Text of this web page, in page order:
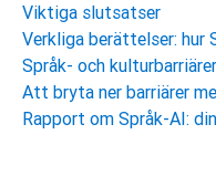
Viktiga slutsatser
Verkliga berättelser: hur
Språk- och
Att bryta ner barriärer
Rapport om Språk-AI: